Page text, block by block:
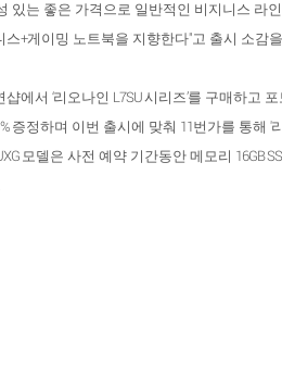
있는 좋은 가격으로 일반적인 비지니스 라
스+게이밍 노트북을 지향한다"고 출시 소감
샵에서 ‘리오나인 L7SU시리즈’를 구매하고
증정하며 이번 출시에 맞춰 11번가를 통해 '
모델은 사전 예약 기간동안 메모리 16GB